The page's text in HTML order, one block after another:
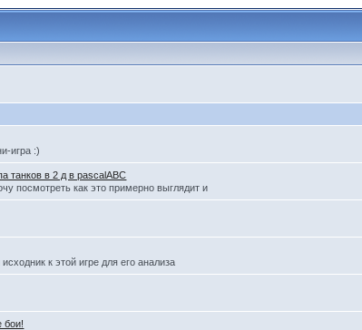
игра :)
танков в 2 д в pascalABC
посмотреть как это примерно выглядит и
к этой игре для его анализа
бои!